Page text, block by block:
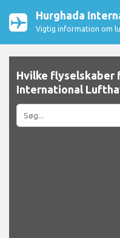
Hurghada
Vigtig information om
Hvilke flyselskaber
International